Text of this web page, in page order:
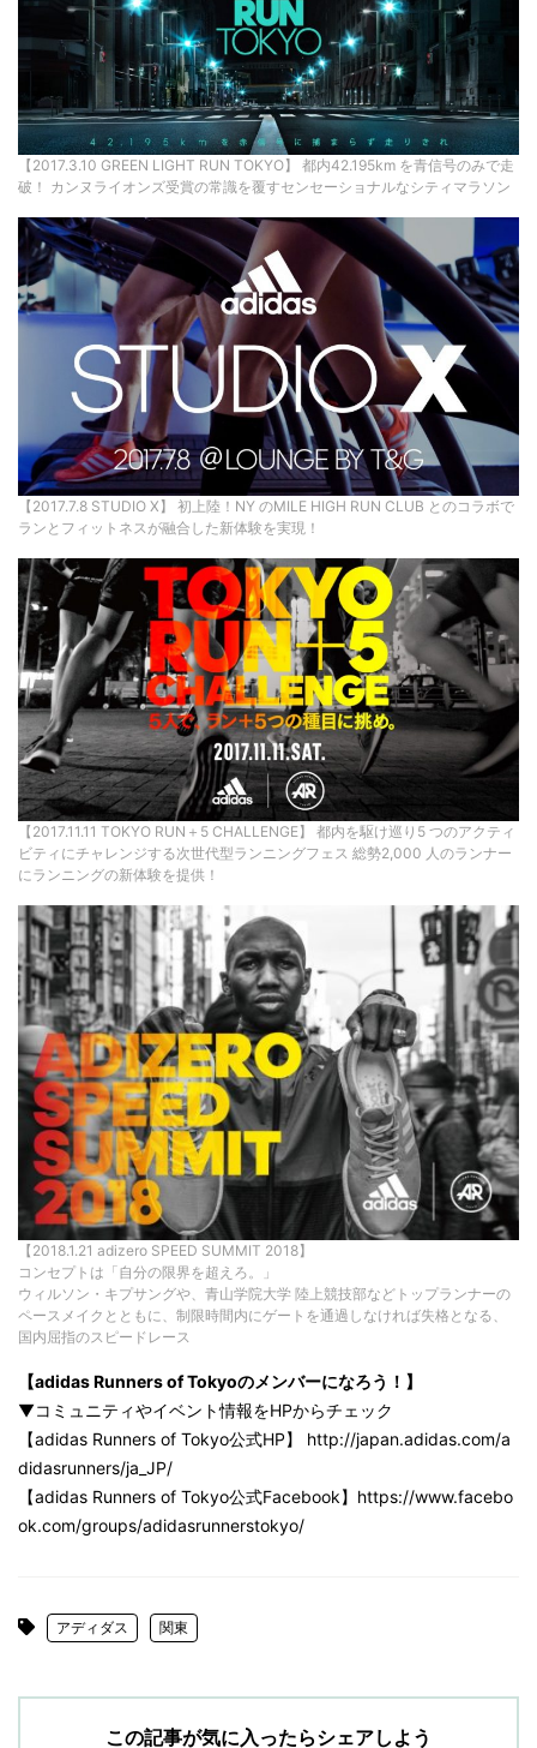
【2017.3.10 GREEN LIGHT RUN TOKYO】 都内42.195km を青信号のみで走
破！ カンヌライオンズ受賞の常識を覆すセンセーショナルなシティマラソン
【2017.7.8 STUDIO X】 初上陸！NY のMILE HIGH RUN CLUB とのコラボで
ランとフィットネスが融合した新体験を実現！
【2017.11.11 TOKYO RUN＋5 CHALLENGE】 都内を駆け巡り5 つのアクティ
ビティにチャレンジする次世代型ランニングフェス 総勢2,000 人のランナー
にランニングの新体験を提供！
【2018.1.21 adizero SPEED SUMMIT 2018】
コンセプトは「自分の限界を超えろ。」
ウィルソン・キプサングや、青山学院大学 陸上競技部などトップランナーの
ペースメイクとともに、制限時間内にゲートを通過しなければ失格となる、
国内屈指のスピードレース
【adidas Runners of Tokyoのメンバーになろう！】
▼コミュニティやイベント情報をHPからチェック
【adidas Runners of Tokyo公式HP】 http://japan.adidas.com/a
didasrunners/ja_JP/
【adidas Runners of Tokyo公式Facebook】https://www.facebo
ok.com/groups/adidasrunnerstokyo/
アディダス 関東
この記事が気に入ったらシェアしよう